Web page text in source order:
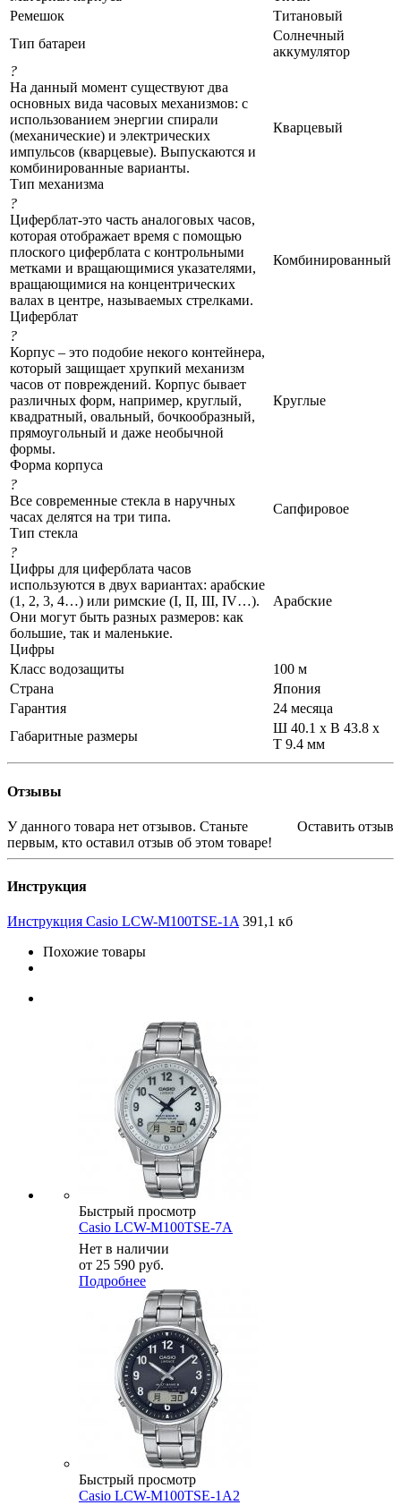
Ремешок
Титановый
Тип батареи
Солнечный
аккумулятор
?
На данный момент существуют два
основных вида часовых механизмов: с
использованием энергии спирали
(механические) и электрических
импульсов (кварцевые). Выпускаются и
комбинированные варианты.
Тип механизма
Кварцевый
?
Циферблат-это часть аналоговых часов,
которая отображает время с помощью
плоского циферблата с контрольными
метками и вращающимися указателями,
вращающимися на концентрических
валах в центре, называемых стрелками.
Циферблат
Комбинированный
?
Корпус – это подобие некого контейнера,
который защищает хрупкий механизм
часов от повреждений. Корпус бывает
различных форм, например, круглый,
квадратный, овальный, бочкообразный,
прямоугольный и даже необычной
формы.
Форма корпуса
Круглые
?
Все современные стекла в наручных
часах делятся на три типа.
Тип стекла
Сапфировое
?
Цифры для циферблата часов
используются в двух вариантах: арабские
(1, 2, 3, 4…) или римские (I, II, III, IV…).
Они могут быть разных размеров: как
большие, так и маленькие.
Цифры
Арабские
Класс водозащиты
100 м
Страна
Япония
Гарантия
24 месяца
Габаритные размеры
Ш 40.1 x В 43.8 x
Т 9.4 мм
Отзывы
Оставить отзыв
У данного товара нет отзывов. Станьте
первым, кто оставил отзыв об этом товаре!
Инструкция
Инструкция Casio LCW-M100TSE-1A 391,1 кб
Похожие товары
Быстрый просмотр
Casio LCW-M100TSE-7A
Нет в наличии
от 25 590 руб.
Подробнее
Быстрый просмотр
Casio LCW-M100TSE-1A2